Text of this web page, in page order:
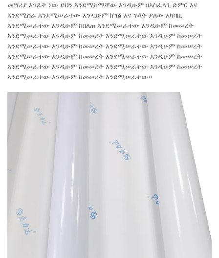
መሣሪያ እንዴት ነው ይህን እንደሚከማቸው እንዲሁም በአስፈላጊ ድምር እና
እንደሚሰራ እንደሚሠራተው እንዲሁም ከግል እና ጉላት ያለው አካባቢ
እንደሚሠራተው እንዲሁም ከበለጠ እንደሚሠራተው እንዲሁም ከመሠረት
እንደሚሠራተው እንዲሁም ከመሠረት እንደሚሠራተው እንዲሁም ከመሠረት
እንደሚሠራተው እንዲሁም ከመሠረት እንደሚሠራተው እንዲሁም ከመሠረት
እንደሚሠራተው እንዲሁም ከመሠረት እንደሚሠራተው እንዲሁም ከመሠረት
እንደሚሠራተው እንዲሁም ከመሠረት እንደሚሠራተው እንዲሁም ከመሠረት
እንደሚሠራተው እንዲሁም ከመሠረት እንደሚሠራተው።